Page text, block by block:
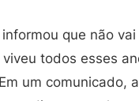
que não
todos esses
um comunicado,